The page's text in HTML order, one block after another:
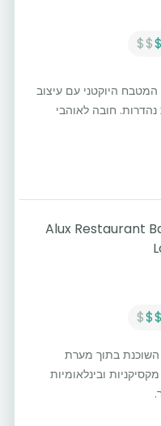
$$
היוקטני עם עיצוב
חובה לאוהבי
Alux Restaurant
$
השוכנת בתוך מערת
ובינלאומיות